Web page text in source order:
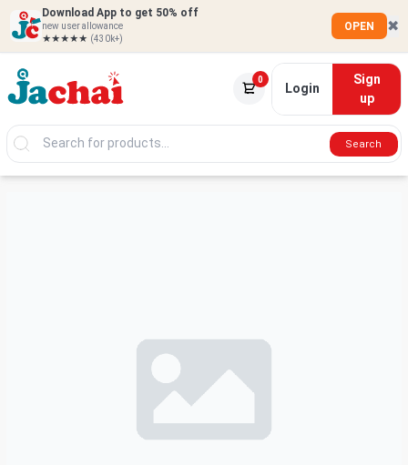
Download App to get 50% off
new user allowance
★★★★★ (430k+)
OPEN ✖
0
Login
Sign
up
Search